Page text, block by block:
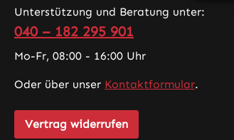
Unterstützung und Beratung unter:
040 – 182 295 901
Mo-Fr, 08:00 - 16:00 Uhr
Oder über unser Kontaktformular.
Vertrag widerrufen